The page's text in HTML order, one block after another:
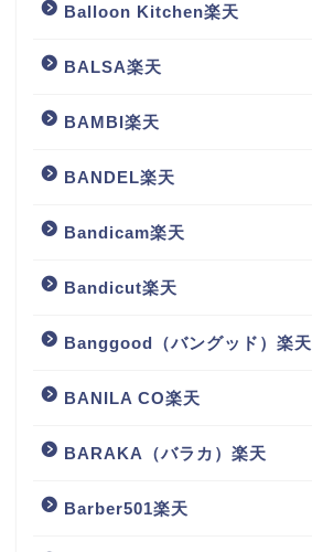
Balloon Kitchen楽天
BALSA楽天
BAMBI楽天
BANDEL楽天
Bandicam楽天
Bandicut楽天
Banggood（バングッド）楽天
BANILA CO楽天
BARAKA（バラカ）楽天
Barber501楽天